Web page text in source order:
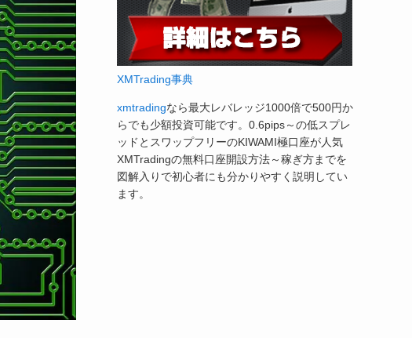
XMTrading事典
xmtradingなら最大レバレッジ1000倍で500円か
らでも少額投資可能です。0.6pips～の低スプレ
ッドとスワップフリーのKIWAMI極口座が人気
XMTradingの無料口座開設方法～稼ぎ方までを
図解入りで初心者にも分かりやすく説明してい
ます。